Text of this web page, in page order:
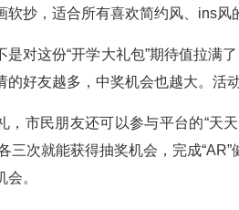
软抄，适合所有喜欢简约风、ins风
是对这份“开学大礼包”期待值拉满
的好友越多，中奖机会也越大。活
，市民朋友还可以参与平台的“天
各三次就能获得抽奖机会，完成
。